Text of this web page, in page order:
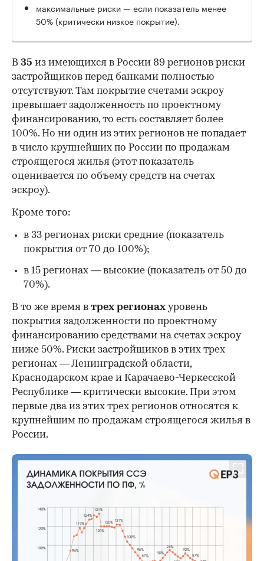
максимальные риски — если показатель менее
50% (критически низкое покрытие).
В 35 из имеющихся в России 89 регионов риски
застройщиков перед банками полностью
отсутствуют. Там покрытие счетами эскроу
превышает задолженность по проектному
финансированию, то есть составляет более
100%. Но ни один из этих регионов не попадает
в число крупнейших по России по продажам
строящегося жилья (этот показатель
оценивается по объему средств на счетах
эскроу).
Кроме того:
в 33 регионах риски средние (показатель
покрытия от 70 до 100%);
в 15 регионах — высокие (показатель от 50 до
70%).
В то же время в трех регионах уровень
покрытия задолженности по проектному
финансированию средствами на счетах эскроу
ниже 50%. Риски застройщиков в этих трех
регионах — Ленинградской области,
Краснодарском крае и Карачаево-Черкесской
Республике — критически высокие. При этом
первые два из этих трех регионов относятся к
крупнейшим по продажам строящегося жилья в
России.